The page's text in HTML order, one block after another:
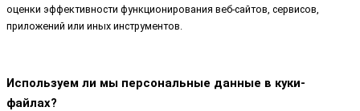
оценки эффективности функционирования веб-сайтов, сервисов,
приложений или иных инструментов.
Используем ли мы персональные данные в куки-
файлах?